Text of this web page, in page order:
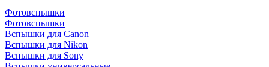
Фотовспышки
Фотовспышки
Вспышки для Canon
Вспышки для Nikon
Вспышки для Sony